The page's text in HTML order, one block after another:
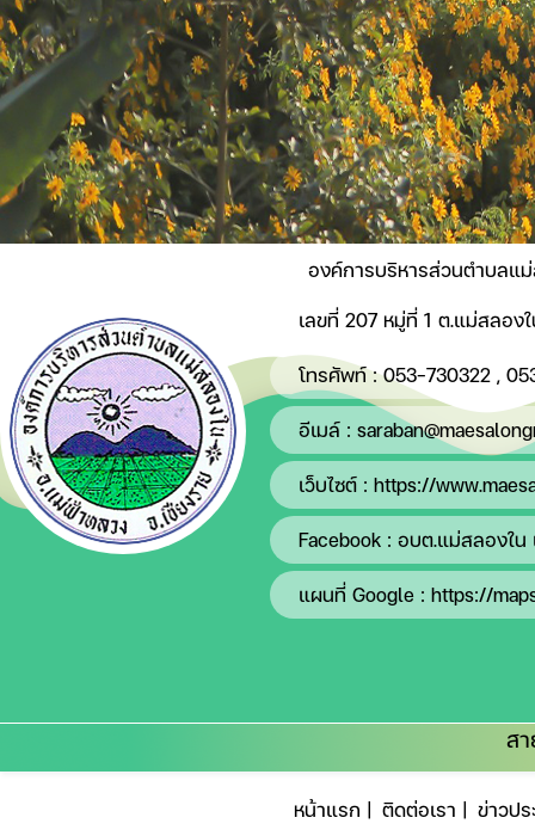
องค์การบริหารส่วนตำบลแ
เลขที่ 207 หมู่ที่ 1 ต.แม่สลอง
โทรศัพท์ :053-730322 ,
อีเมล์ :
เว็บไซต์ : https://
Facebook : อบต.แม่สลองใน
แผนที่ Google : https://
ส
หน้าแรก | ติดต่อเรา | ข่าวป